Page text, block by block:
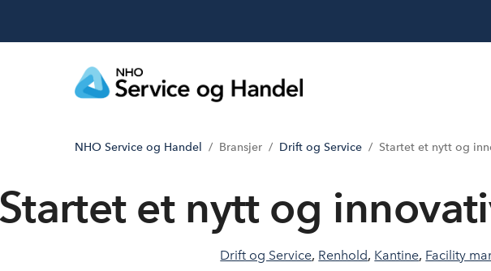
NHO Service og Handel Bransjer Drift og Service Startet et nytt og
et nytt og
Drift og Service, Renhold, Kantine, Facility